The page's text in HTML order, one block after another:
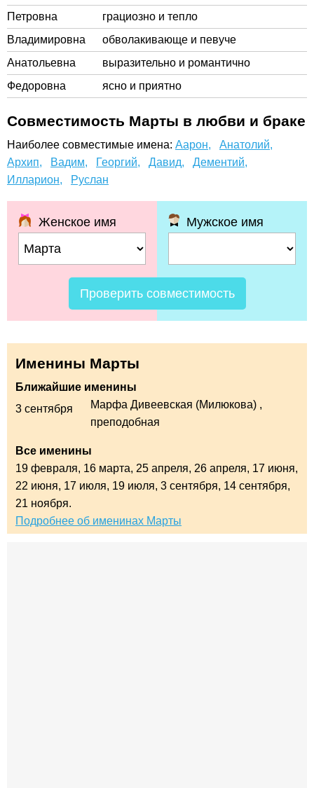
Петровна
грациозно и тепло
Владимировна
обволакивающе и певуче
Анатольевна
выразительно и романтично
Федоровна
ясно и приятно
Совместимость Марты в любви и браке
Наиболее совместимые имена: Аарон,
Анатолий,
Архип,
Вадим, Георгий, Давид,
Дементий,
Илларион,
Руслан
Женское имя Мужское имя
Проверить совместимость
Именины Марты
Ближайшие именины
3 сентября
Марфа Дивеевская (Милюкова) ,
преподобная
Все именины
19 февраля, 16 марта, 25 апреля, 26 апреля, 17 июня,
22 июня, 17 июля, 19 июля, 3 сентября, 14 сентября,
21 ноября.
Подробнее об именинах Марты